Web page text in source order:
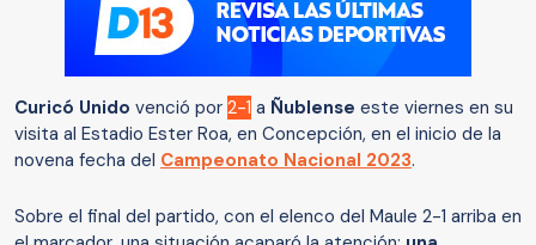
Curicó Unido venció por 2-1 a Ñublense este viernes en su
visita al Estadio Ester Roa, en Concepción, en el inicio de la
novena fecha del Campeonato Nacional 2023.
Sobre el final del partido, con el elenco del Maule 2-1 arriba en